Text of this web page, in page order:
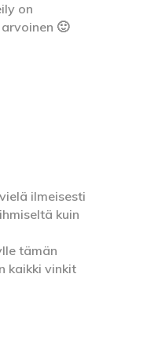
on
🙂
ilmeisesti
kuin
tämän
kaikki vinkit